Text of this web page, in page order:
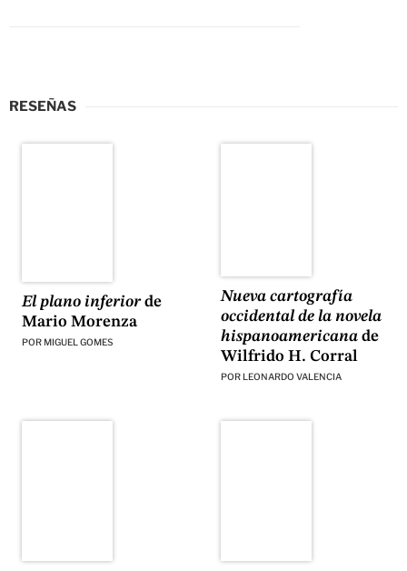
RESEÑAS
El plano inferiorde
Mario Morenza
POR MIGUEL GOMES
Nueva cartografía
occidental de la novela
hispanoamericanade
Wilfrido H. Corral
POR LEONARDO VALENCIA